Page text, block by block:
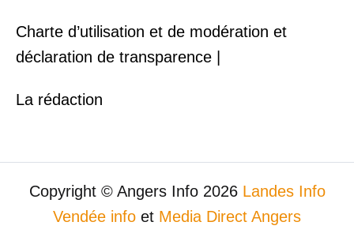
Charte d’utilisation et de modération et
déclaration de transparence |
La rédaction
Copyright © Angers Info 2026 Landes Info
Vendée info et Media Direct Angers